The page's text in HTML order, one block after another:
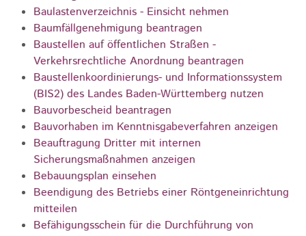
Baulastenverzeichnis - Einsicht nehmen
Baumfällgenehmigung beantragen
Baustellen auf öffentlichen Straßen -
Verkehrsrechtliche Anordnung beantragen
Baustellenkoordinierungs- und Informationssystem
(BIS2) des Landes Baden-Württemberg nutzen
Bauvorbescheid beantragen
Bauvorhaben im Kenntnisgabeverfahren anzeigen
Beauftragung Dritter mit internen
Sicherungsmaßnahmen anzeigen
Bebauungsplan einsehen
Beendigung des Betriebs einer Röntgeneinrichtung
mitteilen
Befähigungsschein für die Durchführung von